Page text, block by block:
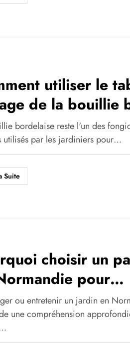
utiliser le
de la bouillie
protéger vos
bordelaise reste l'un des
utilisés par les jardiniers pour…
Suite
choisir un
pour
de vos
ou entretenir un jardin en
une compréhension